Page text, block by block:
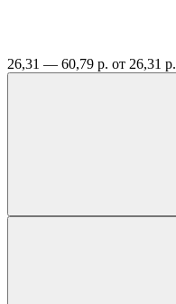
26,31 — 60,79 р. от 26,31 р.